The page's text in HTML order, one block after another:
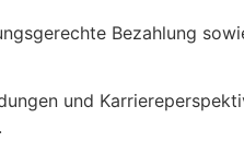
Bezahlung
und